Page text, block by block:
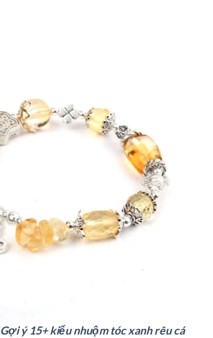
Gợi ý 15+ kiểu nhuộm tóc xanh rêu cá